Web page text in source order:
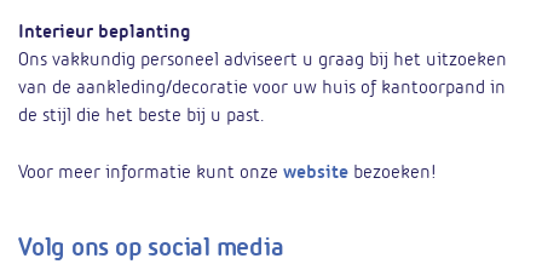
Interieur beplanting
Ons vakkundig personeel adviseert u graag bij het uitzoeken
van de aankleding/decoratie voor uw huis of kantoorpand in
de stijl die het beste bij u past.
Voor meer informatie kunt onze website bezoeken!
Volg ons op social media